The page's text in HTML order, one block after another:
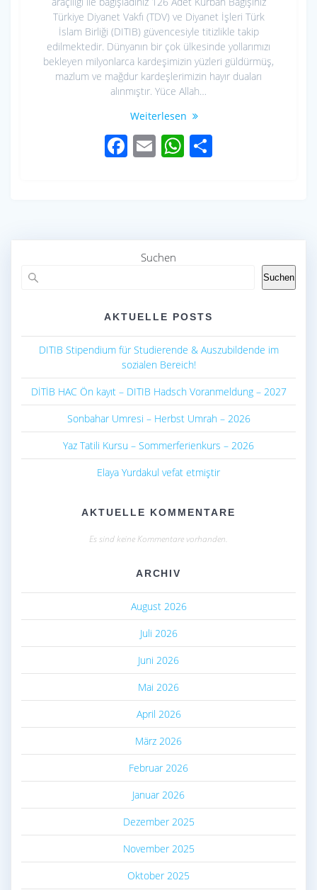
Türkiye Diyanet Vakfı (TDV) ve Diyanet İşleri Türk
İslam Birliği (DITIB) güvencesiyle titizlikle takip
edilmektedir. Dünyanın bir çok ülkesinde yollarımızı
bekleyen milyonlarca kardeşimizin yüzleri güldürmüş,
mazlum ve mağdur kardeşlerimizin hayır duaları
alınmıştır. Yüce Allah…
Weiterlesen
F
o
E W
Suchen
Suchen
AKTUELLE POSTS
DITIB Stipendium für Studierende & Auszubildende im
sozialen Bereich!
DİTİB HAC Ön kayıt – DITIB Hadsch Voranmeldung – 2027
Sonbahar Umresi – Herbst Umrah – 2026
Yaz Tatili Kursu – Sommerferienkurs – 2026
Elaya Yurdakul vefat etmiştir
AKTUELLE KOMMENTARE
Es sind keine Kommentare vorhanden.
ARCHIV
August 2026
Juli 2026
Juni 2026
Mai 2026
April 2026
März 2026
Februar 2026
Januar 2026
Dezember 2025
November 2025
Oktober 2025